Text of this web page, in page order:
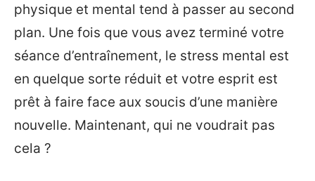
physique et mental tend à passer au second
plan. Une fois que vous avez terminé votre
séance d’entraînement, le stress mental est
en quelque sorte réduit et votre esprit est
prêt à faire face aux soucis d’une manière
nouvelle. Maintenant, qui ne voudrait pas
cela ?